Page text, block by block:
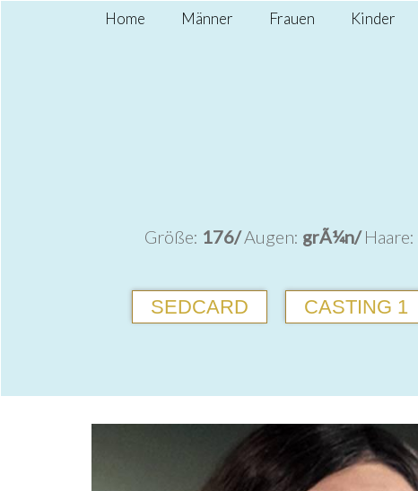
Home Männer Frauen Kinder
Größe: 176/Augen: grÃ¼n/Haare:
SEDCARD CASTING 1